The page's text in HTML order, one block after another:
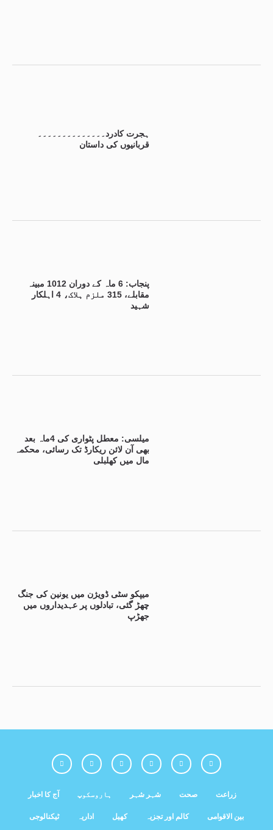
ہجرت کادرد۔۔۔۔۔۔۔۔۔۔۔۔۔۔
قربانیوں کی داستان
پنجاب: 6 ماہ کے دوران 1012 مبینہ
مقابلے، 315 ملزم ہلاک، 4 اہلکار
شہید
میلسی: معطل پٹواری کی 4ماہ بعد
بھی آن لائن ریکارڈ تک رسائی، محکمہ
مال میں کھلبلی
میپکو سٹی ڈویژن میں یونین کی جنگ
چھڑ گئی، تبادلوں پر عہدیداروں میں
جھڑپ
آج کا اخبار ہاروسکوپ شہر شہر صحت زراعت
ٹیکنالوجی اداریہ کھیل کالم اور تجزیہ بین الاقوامی